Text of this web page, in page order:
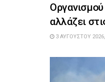
αλλάζει
3 ΑΥΓΟΎΣΤΟΥ